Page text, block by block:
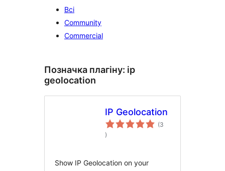
Всі
Community
Commercial
Позначка плагіну: ip
geolocation
IP Geolocation
(3
загальний
рейтинг
)
Show IP Geolocation on your